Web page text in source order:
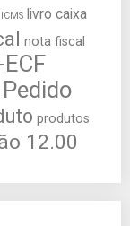
ICMS livro caixa
nota fiscal
ECF
Pedido
produtos
12.00